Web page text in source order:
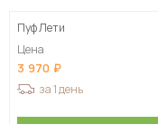
Пуф Лети
Цена
3 970
за 1 день